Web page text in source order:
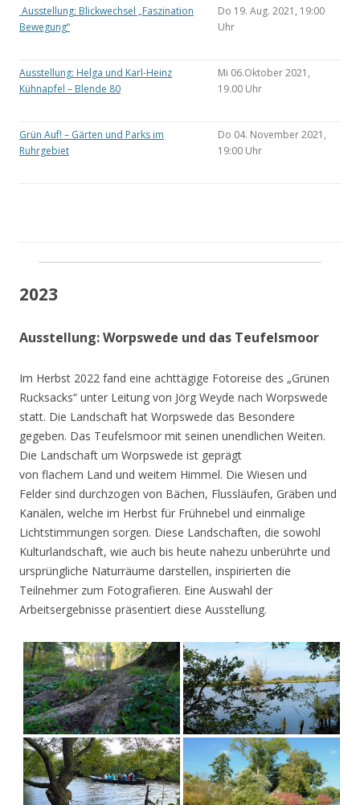
Ausstellung: Blickwechsel „Faszination
Bewegung“
Do 19. Aug. 2021, 19:00
Uhr
Ausstellung: Helga und Karl-Heinz
Kühnapfel – Blende 80
Mi 06.Oktober 2021,
19.00 Uhr
Grün Auf! – Gärten und Parks im
Ruhrgebiet
Do 04. November 2021,
19:00 Uhr
2023
Ausstellung: Worpswede und das Teufelsmoor
Im Herbst 2022 fand eine achttägige Fotoreise des „Grünen
Rucksacks“ unter Leitung von Jörg Weyde nach Worpswede
statt. Die Landschaft hat Worpswede das Besondere
gegeben. Das Teufelsmoor mit seinen unendlichen Weiten.
Die Landschaft um Worpswede ist geprägt
von flachem Land und weitem Himmel. Die Wiesen und
Felder sind durchzogen von Bächen, Flussläufen, Gräben und
Kanälen, welche im Herbst für Frühnebel und einmalige
Lichtstimmungen sorgen. Diese Landschaften, die sowohl
Kulturlandschaft, wie auch bis heute nahezu unberührte und
ursprüngliche Naturräume darstellen, inspirierten die
Teilnehmer zum Fotografieren. Eine Auswahl der
Arbeitsergebnisse präsentiert diese Ausstellung.